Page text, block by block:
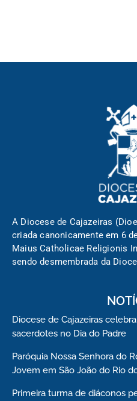
A Diocese de Cajazeiras
criada canonicamente em 6
Maius Catholicae Religionis
sendo desmembrada da
Diocese de Cajazeiras
sacerdotes no Dia do Padre
Paróquia Nossa Senhora do
Jovem em São João do Rio
Primeira turma de diáconos